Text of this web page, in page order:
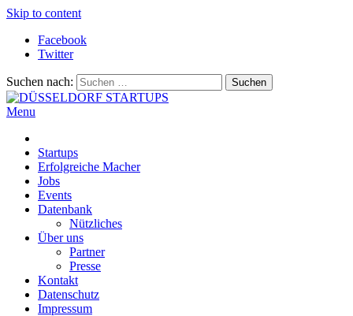
Skip to content
Facebook
Twitter
Suchen nach:
ganzen Rheinland
Menu
Startups
Erfolgreiche Macher
Jobs
Events
Datenbank
Nützliches
Über uns
Partner
Presse
Kontakt
Datenschutz
Impressum